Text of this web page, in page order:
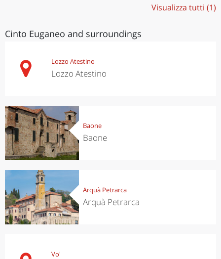
Visualizza tutti (1)
Cinto Euganeo and surroundings
Lozzo Atestino
Lozzo Atestino
Baone
Baone
Arquà Petrarca
Arquà Petrarca
Vo'